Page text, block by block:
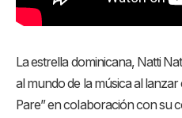
La estrella dominicana, Natti
al mundo de la música al
Pare” en colaboración con su